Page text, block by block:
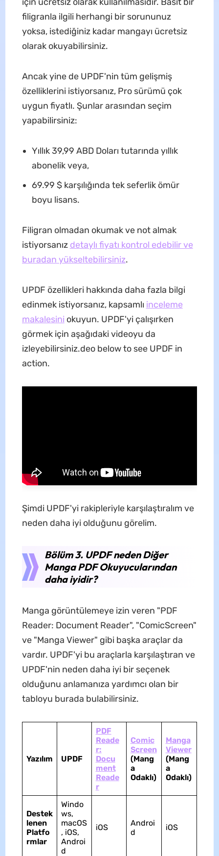
filigranla ilgili herhangi bir sorununuz
yoksa, istediğiniz kadar mangayı ücretsiz
olarak okuyabilirsiniz.
Ancak yine de UPDF'nin tüm gelişmiş
özelliklerini istiyorsanız, Pro sürümü çok
uygun fiyatlı. Şunlar arasından seçim
yapabilirsiniz:
Yıllık 39,99 ABD Doları tutarında yıllık
abonelik veya,
69.99 $ karşılığında tek seferlik ömür
boyu lisans.
Filigran olmadan okumak ve not almak
istiyorsanız detaylı fiyatı kontrol edebilir ve
buradan yükseltebilirsiniz.
UPDF özellikleri hakkında daha fazla bilgi
edinmek istiyorsanız, kapsamlı inceleme
makalesini okuyun. UPDF'yi çalışırken
görmek için aşağıdaki videoyu da
izleyebilirsiniz.deo below to see UPDF in
action.
Şimdi UPDF'yi rakipleriyle karşılaştıralım ve
neden daha iyi olduğunu görelim.
Bölüm 3. UPDF neden Diğer
Manga PDF Okuyucularından
daha iyidir?
Manga görüntülemeye izin veren "PDF
Reader: Document Reader", "ComicScreen"
ve "Manga Viewer" gibi başka araçlar da
vardır. UPDF'yi bu araçlarla karşılaştıran ve
UPDF'nin neden daha iyi bir seçenek
olduğunu anlamanıza yardımcı olan bir
tabloyu burada bulabilirsiniz.
Yazılım UPDF
PDF
Reade
r:
Docu
ment
Reade
r
Comic
Screen
(Mang
a
Odaklı)
Manga
Viewer
(Mang
a
Odaklı)
Destek
lenen
Platfo
rmlar
Windo
ws,
macOS
, iOS,
Androi
d
iOS
Androi
d
iOS